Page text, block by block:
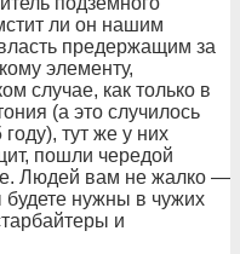
ли он нашим
предержащим за
элементу,
случае, как только в
(а это случилось
тут же у них
пошли чередой
Людей вам не жалко —
нужны в чужих
и